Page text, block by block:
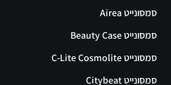
סמסונייט Airea
סמסונייט Beauty Case
סמסונייט C-Lite Cosmolite
סמסונייט Citybeat